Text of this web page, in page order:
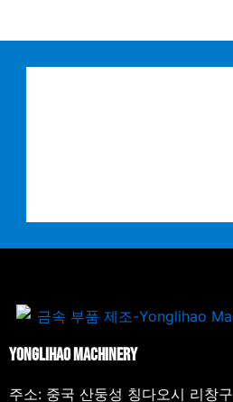
Yonglihao Machinery
주소: 중국 산둥성 칭다오시 리창